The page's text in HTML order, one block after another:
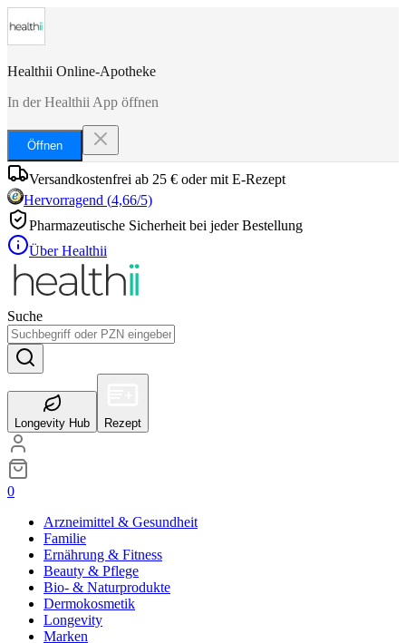
Healthii Online-Apotheke
In der Healthii App öffnen
Öffnen
Versandkostenfrei ab 25 € oder mit E-Rezept
Hervorragend (4,66/5)
Pharmazeutische Sicherheit bei jeder Bestellung
Über Healthii
Suche
Longevity Hub Rezept
0
Arzneimittel & Gesundheit
Familie
Ernährung & Fitness
Beauty & Pflege
Bio- & Naturprodukte
Dermokosmetik
Longevity
Marken